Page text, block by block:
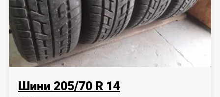
Шини 205/70 R 14